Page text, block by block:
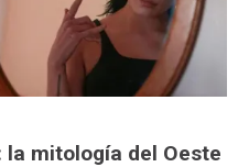
mitología del Oeste